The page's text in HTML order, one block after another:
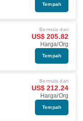
Tempah
Bermula dari
US$ 205.82
Harga/Org
Tempah
Bermula dari
US$ 212.24
Harga/Org
Tempah